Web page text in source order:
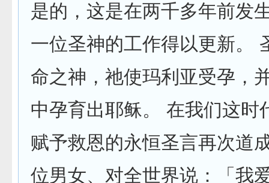
是的，这是在两千多年前发
一位圣神的工作得以更新。
命之神，祂使玛利亚受孕，
中孕育出耶稣。 在我们这时
赋予救恩的永恒圣言再次道
位男女、对全世界说：「我